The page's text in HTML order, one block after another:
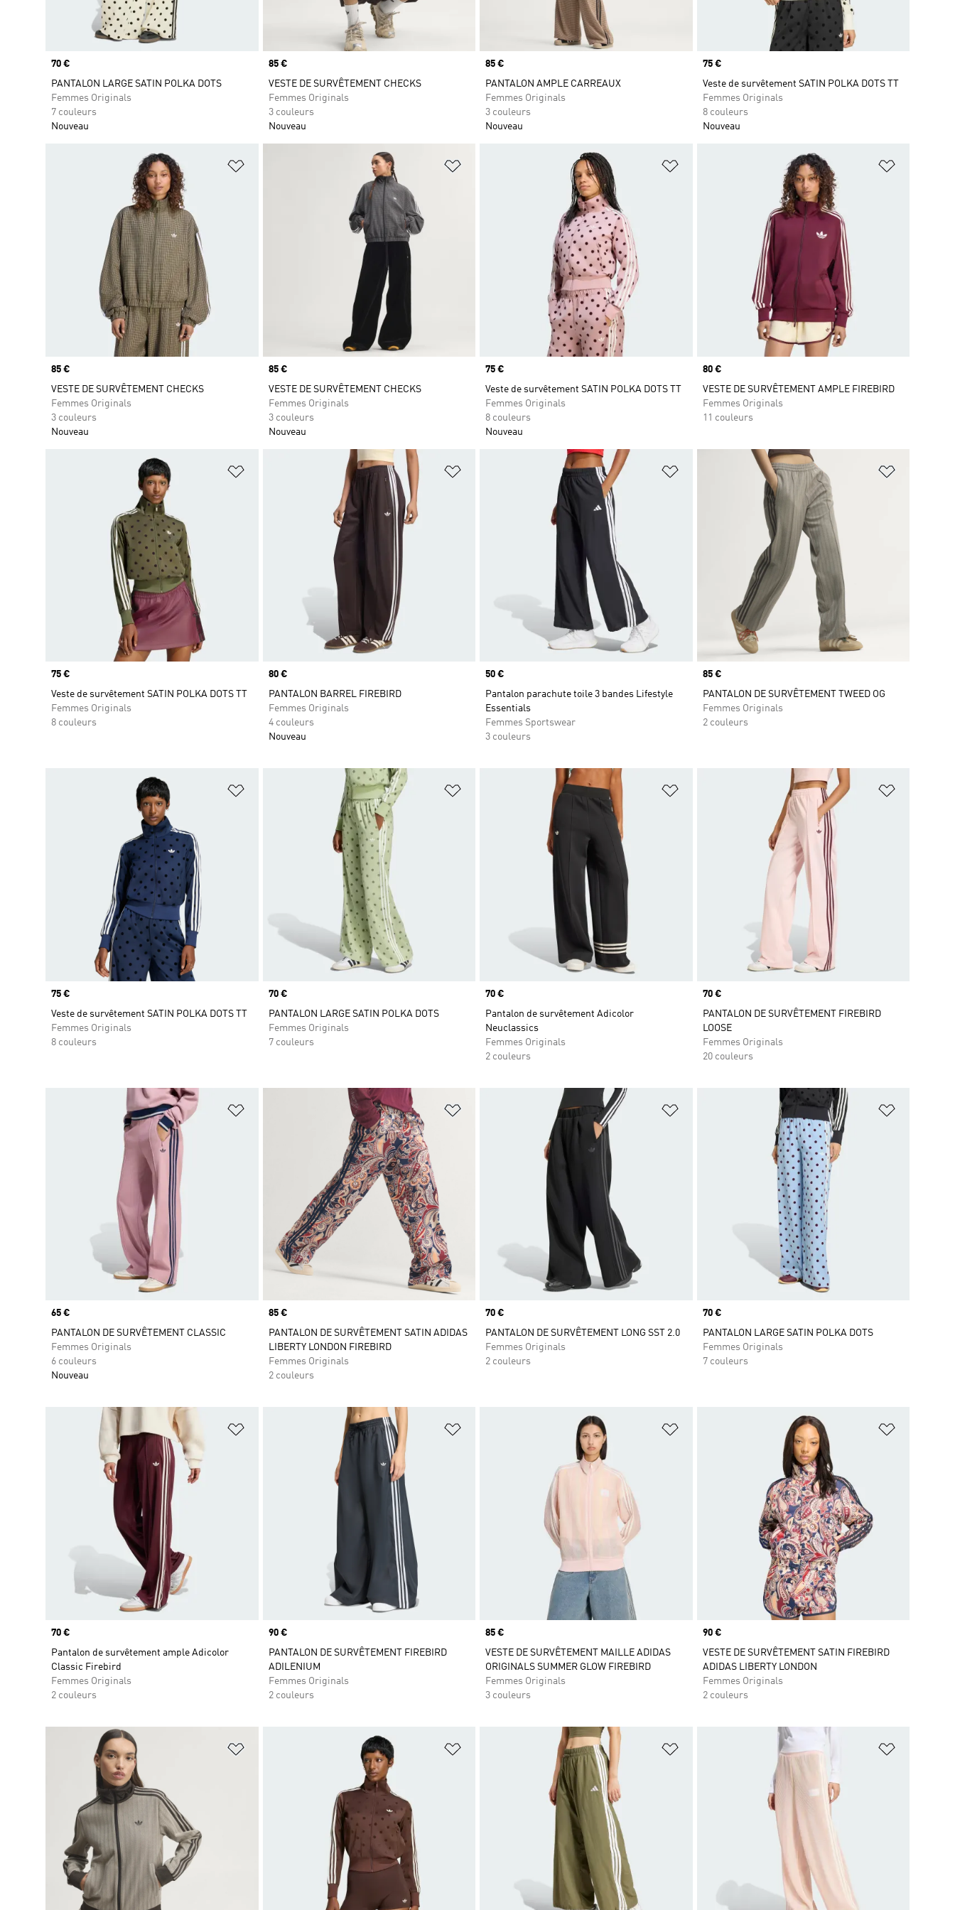
Prix
70 €
PANTALON LARGE SATIN POLKA DOTS
Femmes Originals
7 couleurs
Nouveau
Prix
85 €
VESTE DE SURVÊTEMENT CHECKS
Femmes Originals
3 couleurs
Nouveau
Prix
85 €
PANTALON AMPLE CARREAUX
Femmes Originals
3 couleurs
Nouveau
Prix
75 €
Veste de survêtement SATIN POLKA DOTS TT
Femmes Originals
8 couleurs
Nouveau
Ajouter à la Liste de produits favoris
Prix
85 €
VESTE DE SURVÊTEMENT CHECKS
Femmes Originals
3 couleurs
Nouveau
Ajouter à la Liste de produits favoris
Prix
85 €
VESTE DE SURVÊTEMENT CHECKS
Femmes Originals
3 couleurs
Nouveau
Ajouter à la Liste de produits favoris
Prix
75 €
Veste de survêtement SATIN POLKA DOTS TT
Femmes Originals
8 couleurs
Nouveau
Prix
80 €
VESTE DE SURVÊTEMENT AMPLE FIREBIRD
Femmes Originals
11 couleurs
Ajouter à la Liste de produits favoris
Prix
75 €
Veste de survêtement SATIN POLKA DOTS TT
Femmes Originals
8 couleurs
Ajouter à la Liste de produits favoris
Prix
80 €
PANTALON BARREL FIREBIRD
Femmes Originals
4 couleurs
Nouveau
Ajouter à la Liste de produits favoris
Prix
50 €
Pantalon parachute toile 3 bandes Lifestyle
Essentials
Femmes Sportswear
3 couleurs
Prix
85 €
PANTALON DE SURVÊTEMENT TWEED OG
Femmes Originals
2 couleurs
Ajouter à la Liste de produits favoris
Prix
75 €
Veste de survêtement SATIN POLKA DOTS TT
Femmes Originals
8 couleurs
Ajouter à la Liste de produits favoris
Prix
70 €
PANTALON LARGE SATIN POLKA DOTS
Femmes Originals
7 couleurs
Ajouter à la Liste de produits favoris
Prix
70 €
Pantalon de survêtement Adicolor
Neuclassics
Femmes Originals
2 couleurs
Prix
70 €
PANTALON DE SURVÊTEMENT FIREBIRD
LOOSE
Femmes Originals
20 couleurs
Ajouter à la Liste de produits favoris
Prix
65 €
PANTALON DE SURVÊTEMENT CLASSIC
Femmes Originals
6 couleurs
Nouveau
Ajouter à la Liste de produits favoris
Prix
85 €
PANTALON DE SURVÊTEMENT SATIN ADIDAS
LIBERTY LONDON FIREBIRD
Femmes Originals
2 couleurs
Ajouter à la Liste de produits favoris
Prix
70 €
PANTALON DE SURVÊTEMENT LONG SST 2.0
Femmes Originals
2 couleurs
Prix
70 €
PANTALON LARGE SATIN POLKA DOTS
Femmes Originals
7 couleurs
Ajouter à la Liste de produits favoris
Prix
70 €
Pantalon de survêtement ample Adicolor
Classic Firebird
Femmes Originals
2 couleurs
Ajouter à la Liste de produits favoris
Prix
90 €
PANTALON DE SURVÊTEMENT FIREBIRD
ADILENIUM
Femmes Originals
2 couleurs
Ajouter à la Liste de produits favoris
Prix
85 €
VESTE DE SURVÊTEMENT MAILLE ADIDAS
ORIGINALS SUMMER GLOW FIREBIRD
Femmes Originals
3 couleurs
Prix
90 €
VESTE DE SURVÊTEMENT SATIN FIREBIRD
ADIDAS LIBERTY LONDON
Femmes Originals
2 couleurs
Ajouter à la Liste de produits favoris Ajouter à la Liste de produits favoris Ajouter à la Liste de produits favoris